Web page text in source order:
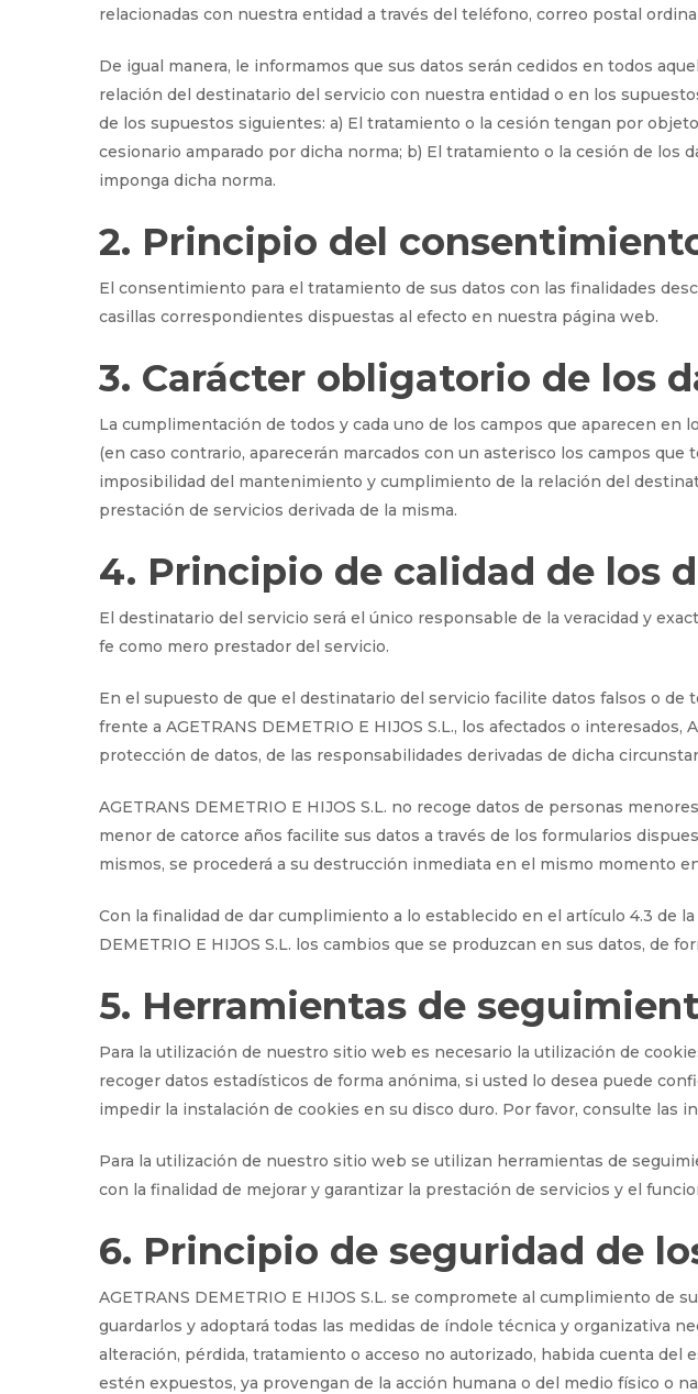
relacionadas con nuestra entidad a través del teléfono, correo postal
De igual manera, le informamos que sus datos serán cedidos en todos
relación del destinatario del servicio con nuestra entidad o en los
de los supuestos siguientes: a) El tratamiento o la cesión tengan por
cesionario amparado por dicha norma; b) El tratamiento o la cesión de
imponga dicha norma.
2. Principio del
El consentimiento para el tratamiento de sus datos con las finalidades
casillas correspondientes dispuestas al efecto en nuestra página web.
3. Carácter obligatorio de los
La cumplimentación de todos y cada uno de los campos que aparecen
(en caso contrario, aparecerán marcados con un asterisco los campos
imposibilidad del mantenimiento y cumplimiento de la relación del
prestación de servicios derivada de la misma.
4. Principio de calidad de los
El destinatario del servicio será el único responsable de la veracidad y
fe como mero prestador del servicio.
En el supuesto de que el destinatario del servicio facilite datos falsos o
frente a AGETRANS DEMETRIO E HIJOS S.L., los afectados o
protección de datos, de las responsabilidades derivadas de dicha
AGETRANS DEMETRIO E HIJOS S.L. no recoge datos de personas
menor de catorce años facilite sus datos a través de los formularios
mismos, se procederá a su destrucción inmediata en el mismo momento
Con la finalidad de dar cumplimiento a lo establecido en el artículo 4.3 de
DEMETRIO E HIJOS S.L. los cambios que se produzcan en sus datos, de
5. Herramientas de
Para la utilización de nuestro sitio web es necesario la utilización de
recoger datos estadísticos de forma anónima, si usted lo desea puede
impedir la instalación de cookies en su disco duro. Por favor, consulte las
Para la utilización de nuestro sitio web se utilizan herramientas de
con la finalidad de mejorar y garantizar la prestación de servicios y el
6. Principio de seguridad de
AGETRANS DEMETRIO E HIJOS S.L. se compromete al cumplimiento
guardarlos y adoptará todas las medidas de índole técnica y organizativa
alteración, pérdida, tratamiento o acceso no autorizado, habida cuenta del
estén expuestos, ya provengan de la acción humana o del medio físico o